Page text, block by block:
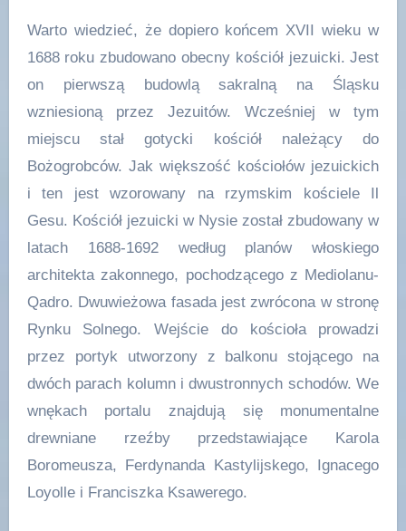
Warto wiedzieć, że dopiero końcem XVII wieku w
1688 roku zbudowano obecny kościół jezuicki. Jest
on pierwszą budowlą sakralną na Śląsku
wzniesioną przez Jezuitów. Wcześniej w tym
miejscu stał gotycki kościół należący do
Bożogrobców. Jak większość kościołów jezuickich
i ten jest wzorowany na rzymskim kościele Il
Gesu. Kościół jezuicki w Nysie został zbudowany w
latach 1688-1692 według planów włoskiego
architekta zakonnego, pochodzącego z Mediolanu-
Qadro. Dwuwieżowa fasada jest zwrócona w stronę
Rynku Solnego. Wejście do kościoła prowadzi
przez portyk utworzony z balkonu stojącego na
dwóch parach kolumn i dwustronnych schodów. We
wnękach portalu znajdują się monumentalne
drewniane rzeźby przedstawiające Karola
Boromeusza, Ferdynanda Kastylijskego, Ignacego
Loyolle i Franciszka Ksawerego.